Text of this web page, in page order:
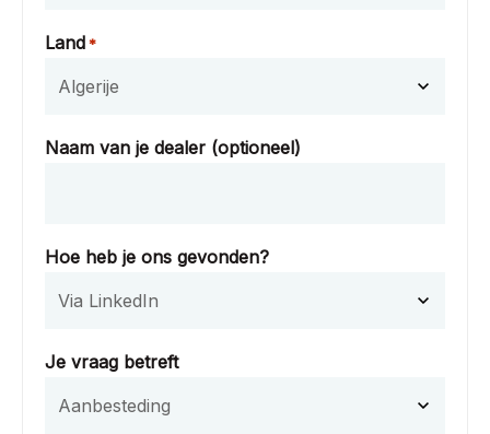
Land *
Naam van je dealer (optioneel)
Hoe heb je ons gevonden?
Je vraag betreft